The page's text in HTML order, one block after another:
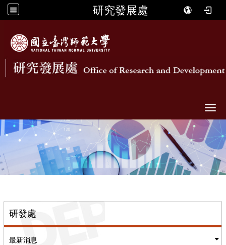
研究發展處
研發處
最新消息